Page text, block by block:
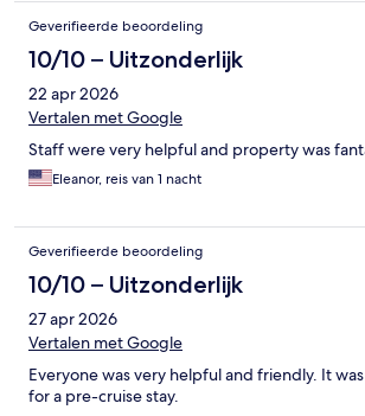
Geverifieerde beoordeling
10/10 – Uitzonderlijk
22 apr 2026
Vertalen met Google
Staff were very helpful and property was
Eleanor, reis van 1 nacht
Geverifieerde beoordeling
10/10 – Uitzonderlijk
27 apr 2026
Vertalen met Google
Everyone was very helpful and friendly. It
for a pre-cruise stay.